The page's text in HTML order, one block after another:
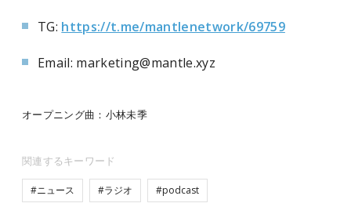
TG: https://t.me/mantlenetwork/69759
Email: marketing@mantle.xyz
オープニング曲：小林未季
関連するキーワード
#ニュース #ラジオ #podcast